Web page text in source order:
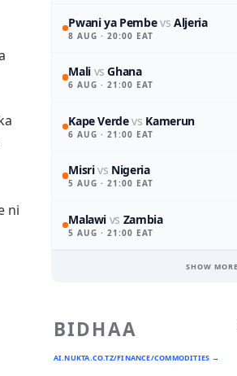
ni
Pwani ya Pembevs Aljeria
8 AUG · 20:00 EAT
Mali vsGhana
6 AUG · 21:00 EAT
Kape Verdevs Kamerun
6 AUG · 21:00 EAT
Misrivs Nigeria
5 AUG · 21:00 EAT
Malawi vs Zambia
5 AUG · 21:00 EAT
SHOW
BIDHAA
AI.NUKTA.CO.TZ/FINANCE/COMMODITIES →